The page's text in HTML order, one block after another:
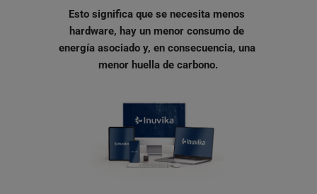
Esto significa que se necesita menos
hardware, hay un menor consumo de
energía asociado y, en consecuencia, una
menor huella de carbono.